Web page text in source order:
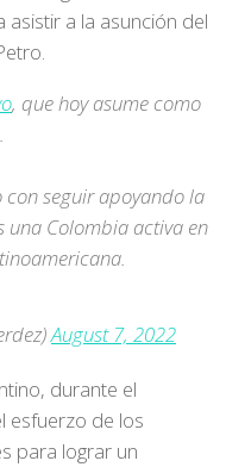
a la asunción del
, que hoy asume como
.
seguir apoyando la
una Colombia activa en
August 7, 2022
durante el
esfuerzo de los
para lograr un